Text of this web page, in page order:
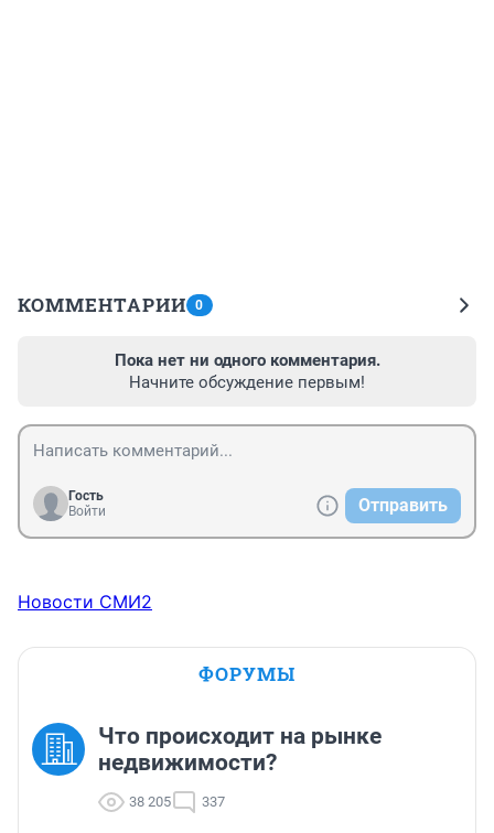
КОММЕНТАРИИ 0
Пока нет ни одного комментария.
Начните обсуждение первым!
Гость
Войти
Отправить
Новости СМИ2
ФОРУМЫ
Что происходит на рынке
недвижимости?
38 205 337